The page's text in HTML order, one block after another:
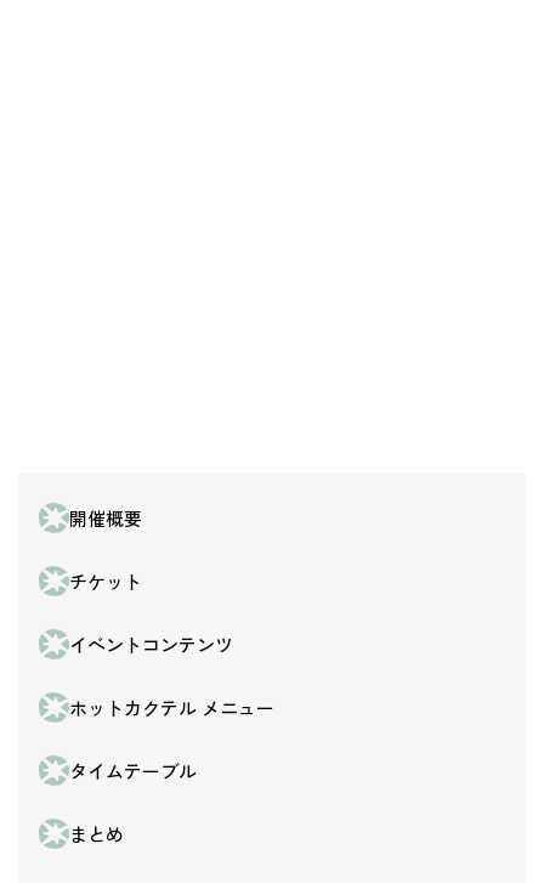
開催概要
チケット
イベントコンテンツ
ホットカクテル メニュー
タイムテーブル
まとめ